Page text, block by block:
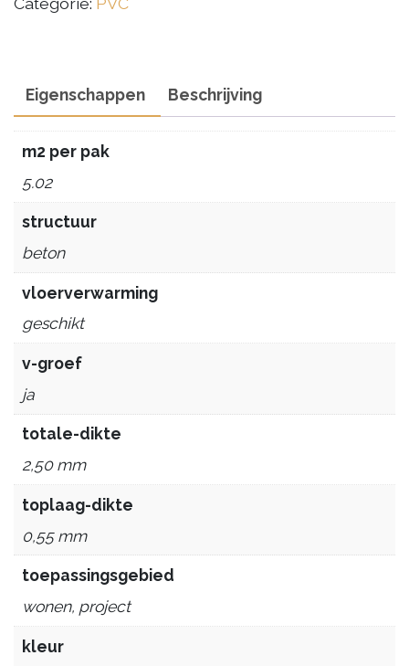
Grey
Eigenschappen Beschrijving
m2 per pak
5.02
structuur
beton
vloerverwarming
geschikt
v-groef
ja
totale-dikte
2,50 mm
toplaag-dikte
0,55 mm
toepassingsgebied
wonen, project
kleur